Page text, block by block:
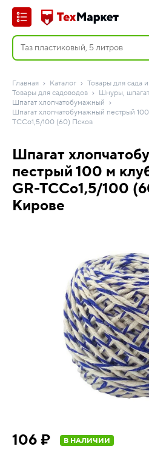
Главная Каталог
Товары для сада
Товары для садоводов
Шнуры,
Шпагат хлопчатобумажный
Шпагат хлопчатобумажный пестрый
TCCo1,5/100 (60) Псков
Шпагат
пестрый 100 м
GR-TCCo1,5/100
Кирове
106 ₽ В НАЛИЧИИ